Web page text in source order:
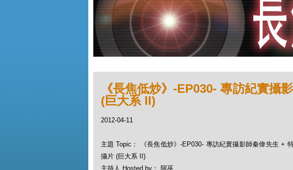
《長焦低炒》-EP030- 專訪紀實攝
(巨大系 II)
2012-04-11
主題 Topic： 《長焦低炒》-EP030- 專訪紀實攝影師秦偉先生 +
攝片 (巨大系 II)
主持人 Hosted by： 阿巫